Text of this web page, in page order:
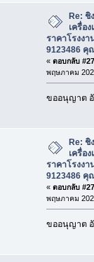
Re: ชิ
เครื่อ
ราคาโรงงา
9123486 คุ
« ตอบกลับ
พฤษภาคม
ขออนุญาต
Re: ชิ
เครื่อ
ราคาโรงงา
9123486 คุ
« ตอบกลับ
พฤษภาคม
ขออนุญาต